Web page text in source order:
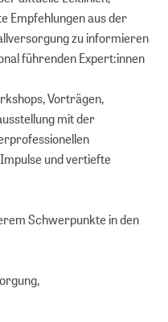
Empfehlungen aus der
zu informieren
führenden Expert:innen
Vorträgen,
mit der
und vertiefte
Schwerpunkte in den